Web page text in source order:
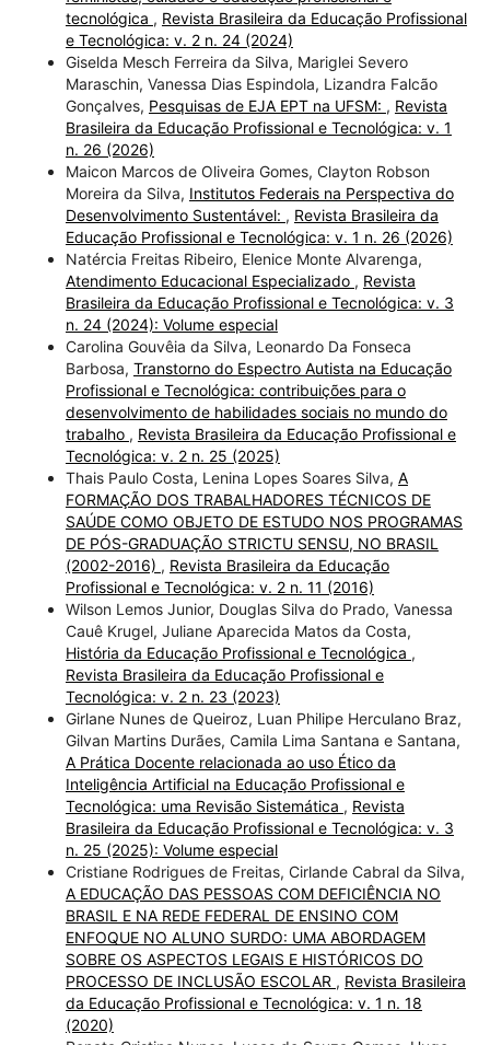
tecnológica , Revista Brasileira da Educação Profissional
e Tecnológica: v. 2 n. 24 (2024)
Giselda Mesch Ferreira da Silva, Mariglei Severo
Maraschin, Vanessa Dias Espindola, Lizandra Falcão
Gonçalves, Pesquisas de EJA EPT na UFSM: , Revista
Brasileira da Educação Profissional e Tecnológica: v. 1
n. 26 (2026)
Maicon Marcos de Oliveira Gomes, Clayton Robson
Moreira da Silva, Institutos Federais na Perspectiva do
Desenvolvimento Sustentável: , Revista Brasileira da
Educação Profissional e Tecnológica: v. 1 n. 26 (2026)
Natércia Freitas Ribeiro, Elenice Monte Alvarenga,
Atendimento Educacional Especializado , Revista
Brasileira da Educação Profissional e Tecnológica: v. 3
n. 24 (2024): Volume especial
Carolina Gouvêia da Silva, Leonardo Da Fonseca
Barbosa, Transtorno do Espectro Autista na Educação
Profissional e Tecnológica: contribuições para o
desenvolvimento de habilidades sociais no mundo do
trabalho , Revista Brasileira da Educação Profissional e
Tecnológica: v. 2 n. 25 (2025)
Thais Paulo Costa, Lenina Lopes Soares Silva, A
FORMAÇÃO DOS TRABALHADORES TÉCNICOS DE
SAÚDE COMO OBJETO DE ESTUDO NOS PROGRAMAS
DE PÓS-GRADUAÇÃO STRICTU SENSU, NO BRASIL
(2002-2016) , Revista Brasileira da Educação
Profissional e Tecnológica: v. 2 n. 11 (2016)
Wilson Lemos Junior, Douglas Silva do Prado, Vanessa
Cauê Krugel, Juliane Aparecida Matos da Costa,
História da Educação Profissional e Tecnológica ,
Revista Brasileira da Educação Profissional e
Tecnológica: v. 2 n. 23 (2023)
Girlane Nunes de Queiroz, Luan Philipe Herculano Braz,
Gilvan Martins Durães, Camila Lima Santana e Santana,
A Prática Docente relacionada ao uso Ético da
Inteligência Artificial na Educação Profissional e
Tecnológica: uma Revisão Sistemática , Revista
Brasileira da Educação Profissional e Tecnológica: v. 3
n. 25 (2025): Volume especial
Cristiane Rodrigues de Freitas, Cirlande Cabral da Silva,
A EDUCAÇÃO DAS PESSOAS COM DEFICIÊNCIA NO
BRASIL E NA REDE FEDERAL DE ENSINO COM
ENFOQUE NO ALUNO SURDO: UMA ABORDAGEM
SOBRE OS ASPECTOS LEGAIS E HISTÓRICOS DO
PROCESSO DE INCLUSÃO ESCOLAR , Revista Brasileira
da Educação Profissional e Tecnológica: v. 1 n. 18
(2020)